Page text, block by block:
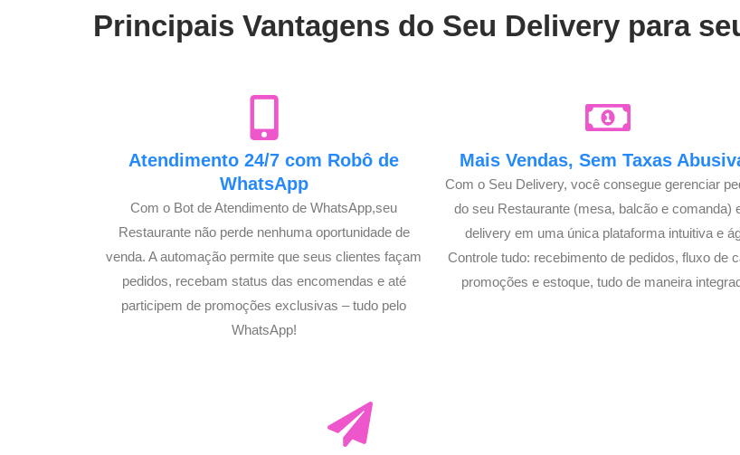
Principais Vantagens do Seu Delivery para
Atendimento 24/7 com Robô de
WhatsApp
Com o Bot de Atendimento de WhatsApp,seu
Restaurante não perde nenhuma oportunidade de
venda. A automação permite que seus clientes façam
pedidos, recebam status das encomendas e até
participem de promoções exclusivas – tudo pelo
WhatsApp!
Mais Vendas, Sem Taxas
Com o Seu Delivery, você consegue gerenciar
do seu Restaurante (mesa, balcão e comanda)
delivery em uma única plataforma intuitiva e
Controle tudo: recebimento de pedidos, fluxo de
promoções e estoque, tudo de maneira